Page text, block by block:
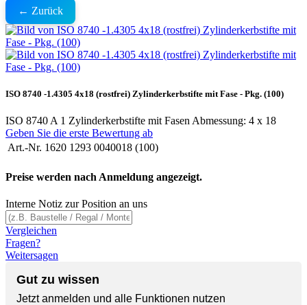
← Zurück
ISO 8740 -1.4305 4x18 (rostfrei) Zylinderkerbstifte mit Fase - Pkg. (100)
ISO 8740 A 1 Zylinderkerbstifte mit Fasen Abmessung: 4 x 18
Geben Sie die erste Bewertung ab
Art.-Nr. 1620 1293 0040018 (100)
Preise werden nach Anmeldung angezeigt.
Interne Notiz zur Position an uns
Vergleichen
Fragen?
Weitersagen
Gut zu wissen
Jetzt anmelden und alle Funktionen nutzen